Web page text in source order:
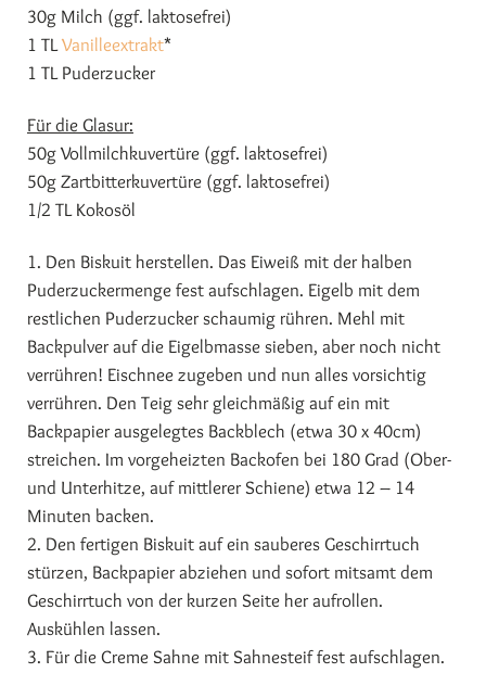
30g Milch (ggf. laktosefrei)
1 TLVanilleextrakt*
1 TL Puderzucker
Für die Glasur:
50g Vollmilchkuvertüre (ggf. laktosefrei)
50g Zartbitterkuvertüre (ggf. laktosefrei)
1/2 TL Kokosöl
1. Den Biskuit herstellen. Das Eiweiß mit der halben
Puderzuckermenge fest aufschlagen. Eigelb mit dem
restlichen Puderzucker schaumig rühren. Mehl mit
Backpulver auf die Eigelbmasse sieben, aber noch nicht
verrühren! Eischnee zugeben und nun alles vorsichtig
verrühren. Den Teig sehr gleichmäßig auf ein mit
Backpapier ausgelegtes Backblech (etwa 30 x 40cm)
streichen. Im vorgeheizten Backofen bei 180 Grad (Ober-
und Unterhitze, auf mittlerer Schiene) etwa 12 – 14
Minuten backen.
2. Den fertigen Biskuit auf ein sauberes Geschirrtuch
stürzen, Backpapier abziehen und sofort mitsamt dem
Geschirrtuch von der kurzen Seite her aufrollen.
Auskühlen lassen.
3. Für die Creme Sahne mit Sahnesteif fest aufschlagen.